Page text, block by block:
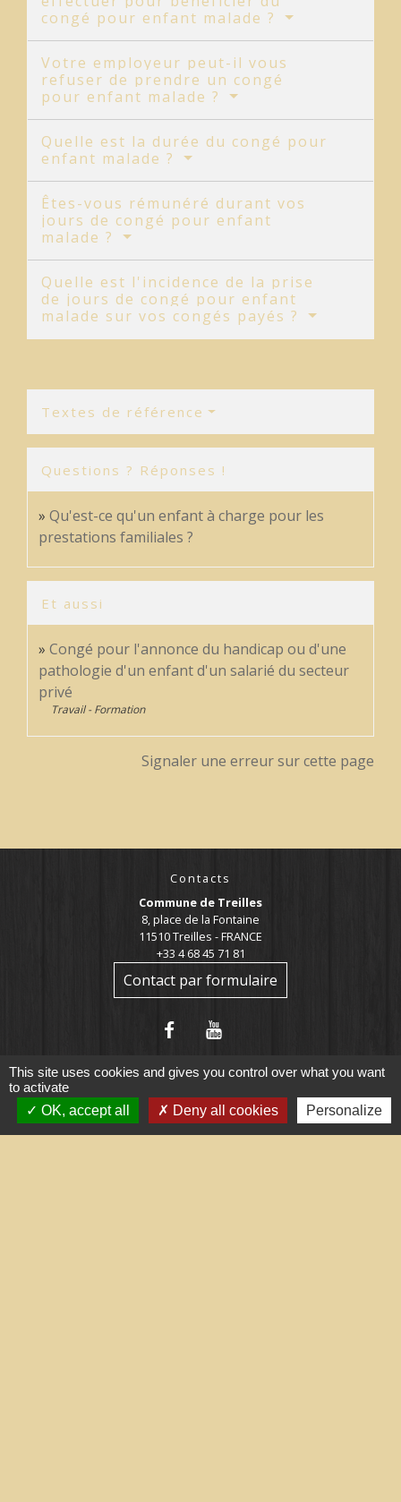
congé pour enfant malade ?
Votre employeur peut-il vous
refuser de prendre un congé
pour enfant malade ?
Quelle est la durée du congé pour
enfant malade ?
Êtes-vous rémunéré durant vos
jours de congé pour enfant
malade ?
Quelle est l'incidence de la prise
de jours de congé pour enfant
malade sur vos congés payés ?
Textes de référence
Questions ? Réponses !
Qu'est-ce qu'un enfant à charge pour les
prestations familiales ?
Et aussi
Congé pour l'annonce du handicap ou d'une
pathologie d'un enfant d'un salarié du secteur
privé
Travail - Formation
Signaler une erreur sur cette page
Contacts
Commune de Treilles
8, place de la Fontaine
11510 Treilles - FRANCE
+33 4 68 45 71 81
Contact par formulaire
This site uses cookies and gives you control over what you want
to activate
OK, accept all
Deny all cookies Personalize